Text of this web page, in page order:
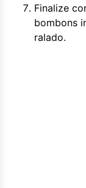
Finalize
bombons
ralado.